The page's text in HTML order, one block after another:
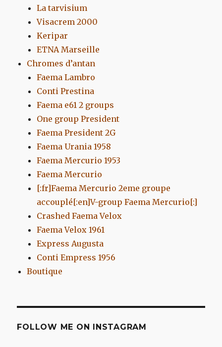
La tarvisium
Visacrem 2000
Keripar
ETNA Marseille
Chromes d’antan
Faema Lambro
Conti Prestina
Faema e61 2 groups
One group President
Faema President 2G
Faema Urania 1958
Faema Mercurio 1953
Faema Mercurio
[:fr]Faema Mercurio 2eme groupe
accouplé[:en]V-group Faema Mercurio[:]
Crashed Faema Velox
Faema Velox 1961
Express Augusta
Conti Empress 1956
Boutique
FOLLOW ME ON INSTAGRAM